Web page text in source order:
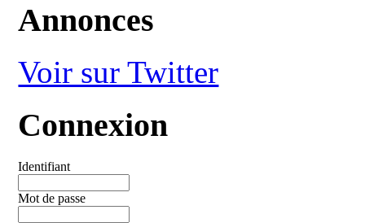
Annonces
Voir sur Twitter
Connexion
Identifiant
Mot de passe